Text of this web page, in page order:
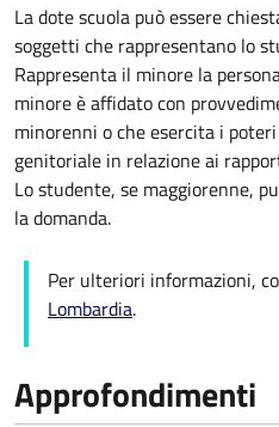
La dote scuola può essere
soggetti che rappresentano lo
Rappresenta il minore la
minore è affidato con
minorenni o che esercita i
genitoriale in relazione ai
Lo studente, se maggiorenne,
la domanda.
Per ulteriori informazioni,
Lombardia.
Approfondimenti